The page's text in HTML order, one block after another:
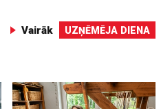
Vairāk UZŅĒMĒJA DIENA